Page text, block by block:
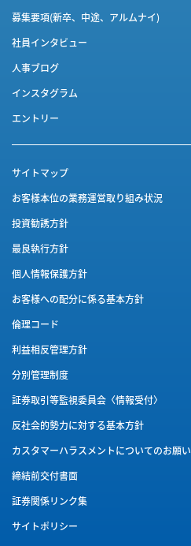
募集要項(新卒、中途、アルムナイ)
社員インタビュー
人事ブログ
インスタグラム
エントリー
サイトマップ
お客様本位の業務運営取り組み状況
投資勧誘方針
最良執行方針
個人情報保護方針
お客様への配分に係る基本方針
倫理コード
利益相反管理方針
分別管理制度
証券取引等監視委員会〈情報受付〉
反社会的勢力に対する基本方針
カスタマーハラスメントについてのお願い
締結前交付書面
証券関係リンク集
サイトポリシー